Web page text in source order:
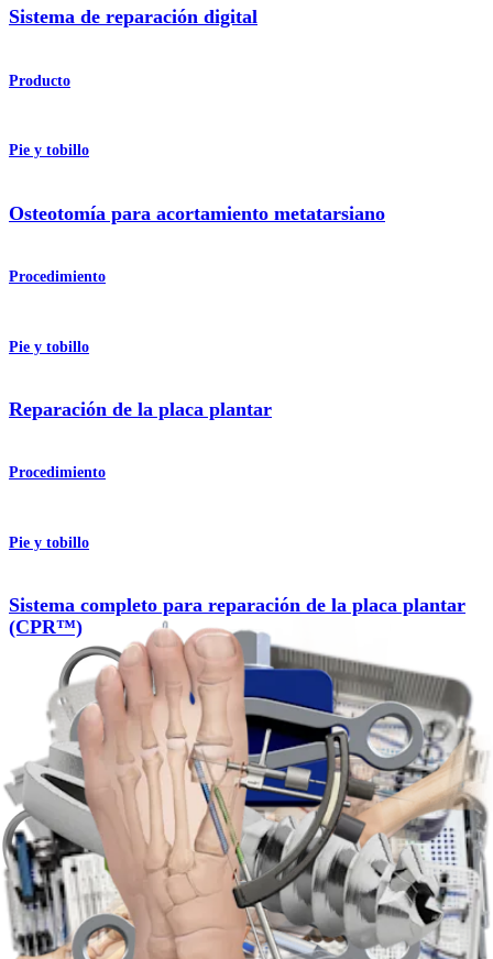
Sistema de reparación digital
Producto
Pie y tobillo
Osteotomía para acortamiento metatarsiano
Procedimiento
Pie y tobillo
Reparación de la placa plantar
Procedimiento
Pie y tobillo
Sistema completo para reparación de la placa plantar
(CPR™)
Producto
Pie y tobillo
Tornillos Compression FT
Producto
Pie y tobillo